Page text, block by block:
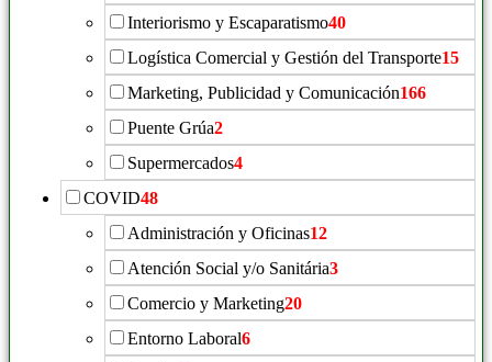
Interiorismo y Escaparatismo40
Logística Comercial y Gestión del Transporte15
Marketing, Publicidad y Comunicación166
Puente Grúa2
Supermercados4
COVID48
Administración y Oficinas12
Atención Social y/o Sanitária3
Comercio y Marketing20
Entorno Laboral6